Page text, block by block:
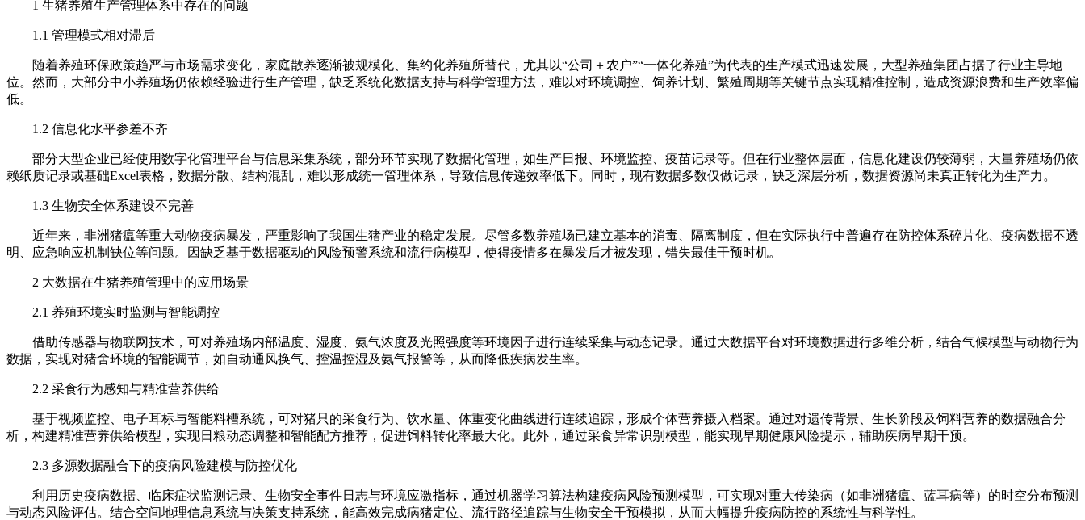
1 生猪养殖生产管理体系中存在的问题
1.1 管理模式相对滞后
随着养殖环保政策趋严与市场需求变化，家庭散养逐渐被规模化、集约化养殖所替代，尤其以“公司＋农户”“一体化养殖”为代表的生产模式迅速发展，大型养殖集团占据了行业主导地
位。然而，大部分中小养殖场仍依赖经验进行生产管理，缺乏系统化数据支持与科学管理方法，难以对环境调控、饲养计划、繁殖周期等关键节点实现精准控制，造成资源浪费和生产效率偏
低。
1.2 信息化水平参差不齐
部分大型企业已经使用数字化管理平台与信息采集系统，部分环节实现了数据化管理，如生产日报、环境监控、疫苗记录等。但在行业整体层面，信息化建设仍较薄弱，大量养殖场仍依
赖纸质记录或基础Excel表格，数据分散、结构混乱，难以形成统一管理体系，导致信息传递效率低下。同时，现有数据多数仅做记录，缺乏深层分析，数据资源尚未真正转化为生产力。
1.3 生物安全体系建设不完善
近年来，非洲猪瘟等重大动物疫病暴发，严重影响了我国生猪产业的稳定发展。尽管多数养殖场已建立基本的消毒、隔离制度，但在实际执行中普遍存在防控体系碎片化、疫病数据不透
明、应急响应机制缺位等问题。因缺乏基于数据驱动的风险预警系统和流行病模型，使得疫情多在暴发后才被发现，错失最佳干预时机。
2 大数据在生猪养殖管理中的应用场景
2.1 养殖环境实时监测与智能调控
借助传感器与物联网技术，可对养殖场内部温度、湿度、氨气浓度及光照强度等环境因子进行连续采集与动态记录。通过大数据平台对环境数据进行多维分析，结合气候模型与动物行为
数据，实现对猪舍环境的智能调节，如自动通风换气、控温控湿及氨气报警等，从而降低疾病发生率。
2.2 采食行为感知与精准营养供给
基于视频监控、电子耳标与智能料槽系统，可对猪只的采食行为、饮水量、体重变化曲线进行连续追踪，形成个体营养摄入档案。通过对遗传背景、生长阶段及饲料营养的数据融合分
析，构建精准营养供给模型，实现日粮动态调整和智能配方推荐，促进饲料转化率最大化。此外，通过采食异常识别模型，能实现早期健康风险提示，辅助疾病早期干预。
2.3 多源数据融合下的疫病风险建模与防控优化
利用历史疫病数据、临床症状监测记录、生物安全事件日志与环境应激指标，通过机器学习算法构建疫病风险预测模型，可实现对重大传染病（如非洲猪瘟、蓝耳病等）的时空分布预测
与动态风险评估。结合空间地理信息系统与决策支持系统，能高效完成病猪定位、流行路径追踪与生物安全干预模拟，从而大幅提升疫病防控的系统性与科学性。